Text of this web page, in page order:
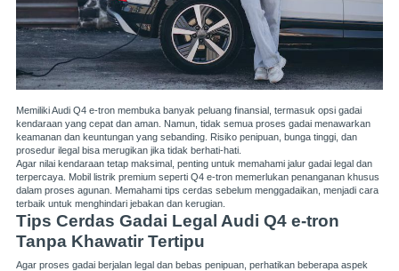
Memiliki Audi Q4 e-tron membuka banyak peluang finansial, termasuk opsi gadai
kendaraan yang cepat dan aman. Namun, tidak semua proses gadai menawarkan
keamanan dan keuntungan yang sebanding. Risiko penipuan, bunga tinggi, dan
prosedur ilegal bisa merugikan jika tidak berhati-hati.
Agar nilai kendaraan tetap maksimal, penting untuk memahami jalur gadai legal dan
terpercaya. Mobil listrik premium seperti Q4 e-tron memerlukan penanganan khusus
dalam proses agunan. Memahami tips cerdas sebelum menggadaikan, menjadi cara
terbaik untuk menghindari jebakan dan kerugian.
Tips Cerdas Gadai Legal Audi Q4 e-tron
Tanpa Khawatir Tertipu
Agar proses gadai berjalan legal dan bebas penipuan, perhatikan beberapa aspek